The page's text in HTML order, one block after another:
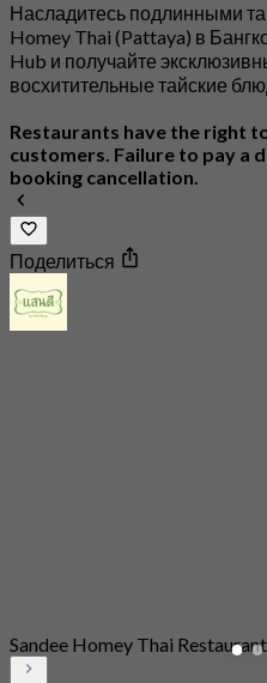
Насладитесь подлинными
Homey Thai (Pattaya) в
Hub и получайте
восхитительные тайские
Restaurants have the right
customers. Failure to pay a
booking cancellation.
Поделиться
Sandee Homey Thai